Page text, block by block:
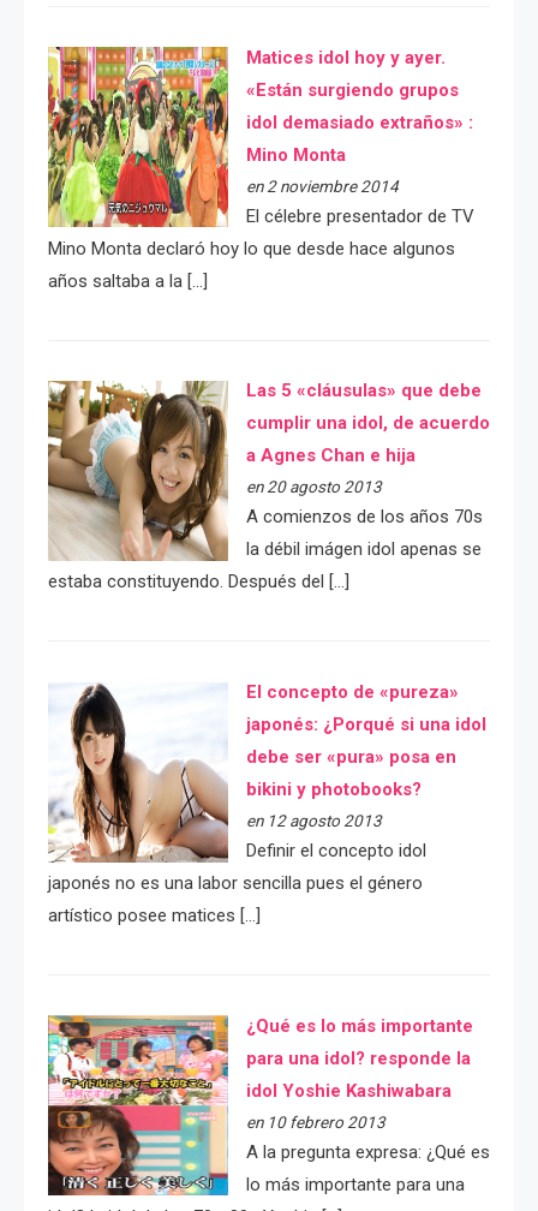
Matices idol hoy y ayer.
«Están surgiendo grupos
idol demasiado extraños» :
Mino Monta
en 2 noviembre 2014
El célebre presentador de TV
Mino Monta declaró hoy lo que desde hace algunos
años saltaba a la […]
Las 5 «cláusulas» que debe
cumplir una idol, de acuerdo
a Agnes Chan e hija
en 20 agosto 2013
A comienzos de los años 70s
la débil imágen idol apenas se
estaba constituyendo. Después del […]
El concepto de «pureza»
japonés: ¿Porqué si una idol
debe ser «pura» posa en
bikini y photobooks?
en 12 agosto 2013
Definir el concepto idol
japonés no es una labor sencilla pues el género
artístico posee matices […]
¿Qué es lo más importante
para una idol? responde la
idol Yoshie Kashiwabara
en 10 febrero 2013
A la pregunta expresa: ¿Qué es
lo más importante para una